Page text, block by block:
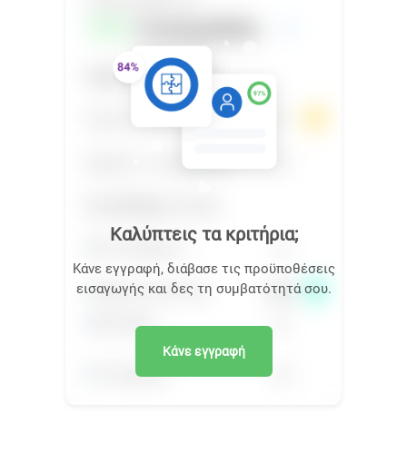
Καλύπτεις τα κριτήρια;
Κάνε εγγραφή, διάβασε τις προϋποθέσεις
εισαγωγής και δες τη συμβατότητά σου.
Κάνε εγγραφή